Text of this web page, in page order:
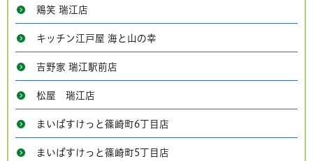
鶏笑 瑞江店
キッチン江戸屋 海と山の幸
吉野家 瑞江駅前店
松屋 瑞江店
まいばすけっと篠崎町6丁目店
まいばすけっと篠崎町5丁目店